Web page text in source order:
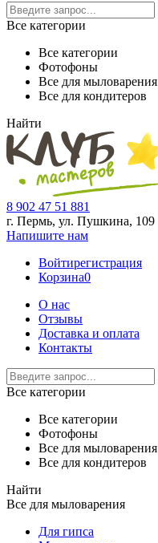
Все категории
Все категории
Фотофоны
Все для мыловарения
Все для кондитеров
Найти
8 902 47 51 881
г. Пермь, ул. Пушкина, 109
Напишите нам
Войтирегистрация
Корзина0
О нас
Отзывы
Доставка и оплата
Контакты
Все категории
Все категории
Фотофоны
Все для мыловарения
Все для кондитеров
Найти
Все для мыловарения
Для гипса